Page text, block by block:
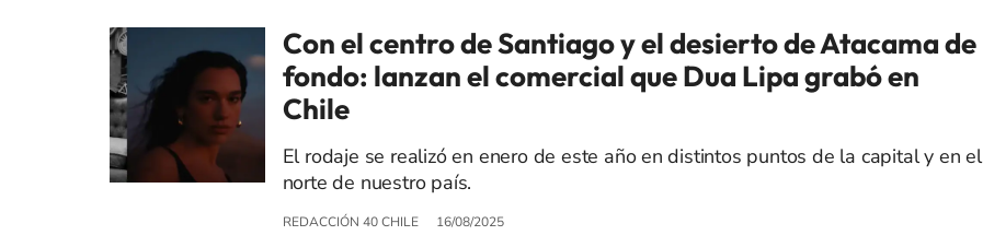
Con el centro de Santiago y el desierto de Atacama de
fondo: lanzan el comercial que Dua Lipa grabó en
Chile
El rodaje se realizó en enero de este año en distintos puntos de la capital y en el
norte de nuestro país.
REDACCIÓN 40 CHILE 16/08/2025